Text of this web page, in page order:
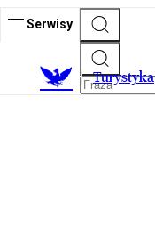
Serwisy
Turystyka